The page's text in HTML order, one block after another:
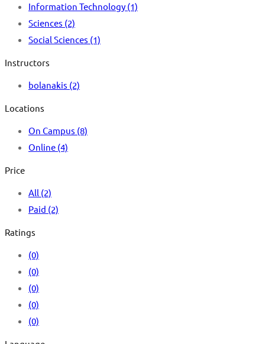
Information Technology (1)
Sciences (2)
Social Sciences (1)
Instructors
bolanakis (2)
Locations
On Campus (8)
Online (4)
Price
All (2)
Paid (2)
Ratings
(0)
(0)
(0)
(0)
(0)